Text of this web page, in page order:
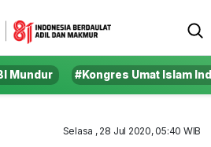
Mundur #Kongres Umat Islam
Selasa , 28 Jul 2020, 05:40 WIB